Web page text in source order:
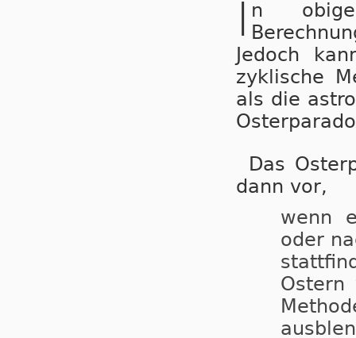
I n
Je­doch
zyklische
als die
Das
dann vor,
wenn
oder
Ostern